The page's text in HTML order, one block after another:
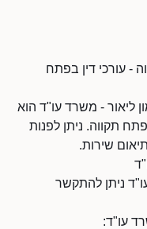
- עורכי דין בפתח
ליאור - משרד עו"ד הוא
תקווה. ניתן לפנות
שירות.
ניתן להתקשר
עו"ד: